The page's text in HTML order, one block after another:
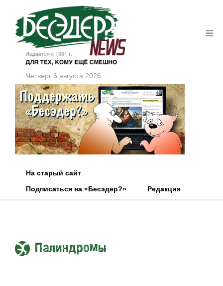
Четверг 6 августа 2026
На старый сайт
Подписаться на «Бесэдер?»
Редакция
Палиндромы